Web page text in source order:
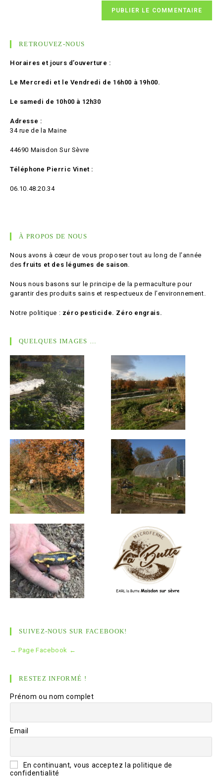
RETROUVEZ-NOUS
Horaires et jours d’ouverture :
Le Mercredi et le Vendredi de 16h00 à 19h00.
Le samedi de 10h00 à 12h30
Adresse :
34 rue de la Maine
44690 Maisdon Sur Sèvre
Téléphone Pierric Vinet :
06.10.48.20.34
À PROPOS DE NOUS
Nous avons à cœur de vous proposer tout au long de l’année
desfruits et des légumes de saison
Nous nous basons sur le principe de la permaculture pour
garantir des produits sains et respectueux de l’environnement.
Notre politique : zéro pesticide. Zéro engrais.
QUELQUES IMAGES …
SUIVEZ-NOUS SUR FACEBOOK!
→ Page Facebook ←
RESTEZ INFORMÉ !
Prénom ou nom complet
Email
En continuant, vous acceptez la politique de
confidentialité